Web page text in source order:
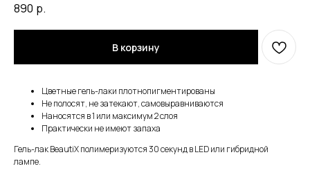
890 р.
В корзину
Цветные гель-лаки плотнопигментированы
Не полосят, не затекают, самовыравниваются
Наносятся в 1 или максимум 2 слоя
Практически не имеют запаха
Гель-лак BeautiX полимеризуются 30 секунд в LED или гибридной
лампе.